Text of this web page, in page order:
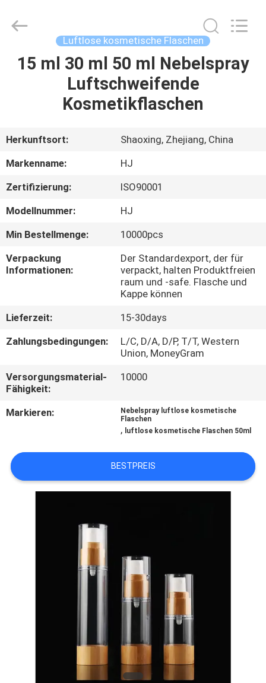
HAUS
PRODUKTE
ÜBER
UNS
FABRIK-
AUSFLUG
QUALITÄTSKONTROLLE
SIE
MIT
IN
VERBINDUNG
SIE
EIN
ZITAT
Plastic
Reserved.
Luftlose kosmetische Flaschen
15 ml 30 ml 50 ml Nebelspray
Luftschweifende
Kosmetikflaschen
Herkunftsort:
Shaoxing, Zhejiang, China
Markenname:
HJ
Zertifizierung:
ISO90001
Modellnummer:
HJ
Min Bestellmenge:
10000pcs
Verpackung
Informationen:
Der Standardexport, der für
verpackt, halten Produktfreien
raum und -safe. Flasche und
Kappe können
Lieferzeit:
15-30days
Zahlungsbedingungen:
L/C, D/A, D/P, T/T, Western
Union, MoneyGram
Versorgungsmaterial-
Fähigkeit:
10000
Markieren:
Nebelspray luftlose kosmetische
Flaschen
, luftlose kosmetische Flaschen 50ml
BESTPREIS